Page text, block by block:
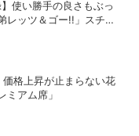
】使い勝手の良さもぶっ
レッツ＆ゴー!!」スチー
格上昇が止まらない花
ミアム席」